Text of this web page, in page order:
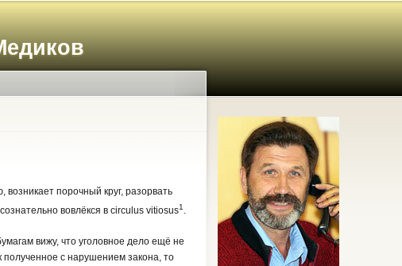
порочный круг, разорвать
вовлёкся в circulus vitiosus1 .
вижу, что уголовное дело ещё не
полученное с нарушением закона, то